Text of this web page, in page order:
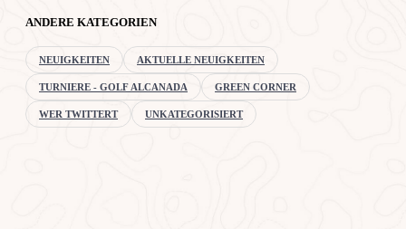
ANDERE KATEGORIEN
NEUIGKEITEN AKTUELLE NEUIGKEITEN
TURNIERE - GOLF ALCANADA GREEN CORNER
WER TWITTERT UNKATEGORISIERT